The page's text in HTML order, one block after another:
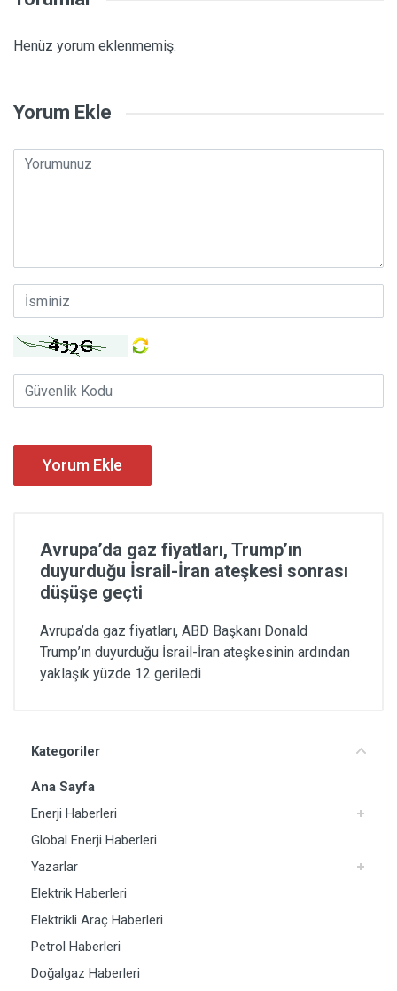
Henüz yorum eklenmemiş.
Yorum Ekle
Yorum Ekle
Avrupa’da gaz fiyatları, Trump’ın
duyurduğu İsrail-İran ateşkesi sonrası
düşüşe geçti
Avrupa’da gaz fiyatları, ABD Başkanı Donald
Trump’ın duyurduğu İsrail-İran ateşkesinin ardından
yaklaşık yüzde 12 geriledi
Kategoriler
Ana Sayfa
Enerji Haberleri
Global Enerji Haberleri
Yazarlar
Elektrik Haberleri
Elektrikli Araç Haberleri
Petrol Haberleri
Doğalgaz Haberleri